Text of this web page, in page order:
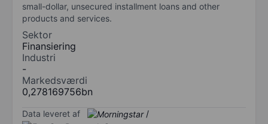
small-dollar, unsecured installment loans and other
products and services.
Sektor
Finansiering
Industri
-
Markedsværdi
0,278169756bn
Data leveret af /